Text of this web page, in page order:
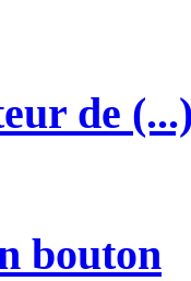
de
bouton